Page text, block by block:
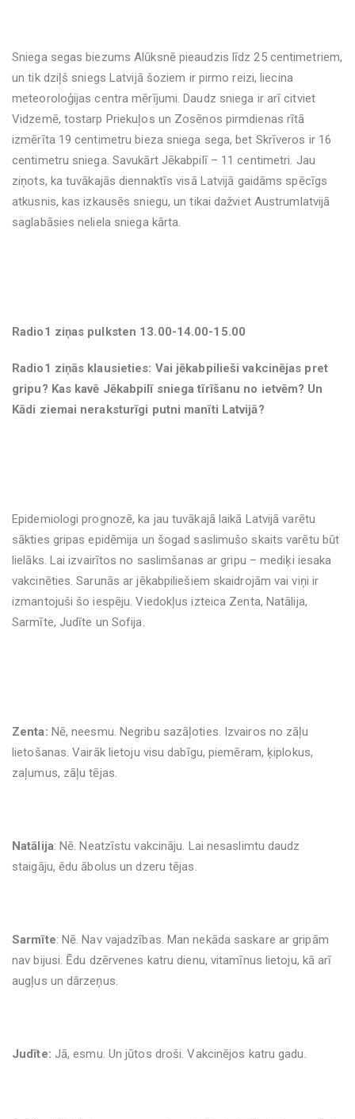
Sniega segas biezums Alūksnē pieaudzis līdz 25 centimetriem,
un tik dziļš sniegs Latvijā šoziem ir pirmo reizi, liecina
meteoroloģijas centra mērījumi. Daudz sniega ir arī citviet
Vidzemē, tostarp Priekuļos un Zosēnos pirmdienas rītā
izmērīta 19 centimetru bieza sniega sega, bet Skrīveros ir 16
centimetru sniega. Savukārt Jēkabpilī – 11 centimetri. Jau
ziņots, ka tuvākajās diennaktīs visā Latvijā gaidāms spēcīgs
atkusnis, kas izkausēs sniegu, un tikai dažviet Austrumlatvijā
saglabāsies neliela sniega kārta.
Radio1 ziņas pulksten 13.00-14.00-15.00
Radio1 ziņās klausieties: Vai jēkabpilieši vakcinējas pret
gripu? Kas kavē Jēkabpilī sniega tīrīšanu no ietvēm? Un
Kādi ziemai neraksturīgi putni manīti Latvijā?
Epidemiologi prognozē, ka jau tuvākajā laikā Latvijā varētu
sākties gripas epidēmija un šogad saslimušo skaits varētu būt
lielāks. Lai izvairītos no saslimšanas ar gripu – mediķi iesaka
vakcinēties. Sarunās ar jēkabpiliešiem skaidrojām vai viņi ir
izmantojuši šo iespēju. Viedokļus izteica Zenta, Natālija,
Sarmīte, Judīte un Sofija.
Zenta: Nē, neesmu. Negribu sazāļoties. Izvairos no zāļu
lietošanas. Vairāk lietoju visu dabīgu, piemēram, ķiplokus,
zaļumus, zāļu tējas.
Natālija: Nē. Neatzīstu vakcināju. Lai nesaslimtu daudz
staigāju, ēdu ābolus un dzeru tējas.
Sarmīte: Nē. Nav vajadzības. Man nekāda saskare ar gripām
nav bijusi. Ēdu dzērvenes katru dienu, vitamīnus lietoju, kā arī
augļus un dārzeņus.
Judīte: Jā, esmu. Un jūtos droši. Vakcinējos katru gadu.